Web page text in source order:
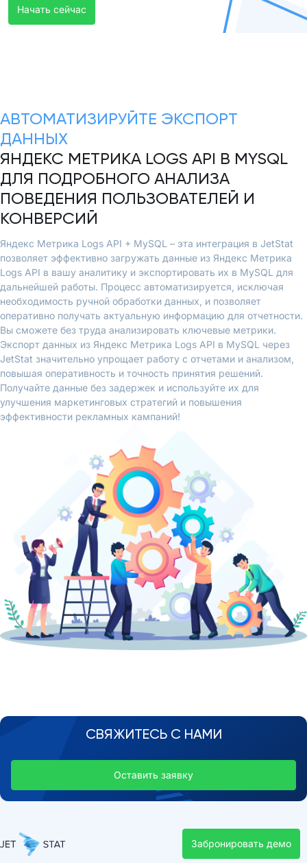
Начать сейчас
АВТОМАТИЗИРУЙТЕ ЭКСПОРТ
ДАННЫХ
ЯНДЕКС МЕТРИКА LOGS API В MYSQL
ДЛЯ ПОДРОБНОГО АНАЛИЗА
ПОВЕДЕНИЯ ПОЛЬЗОВАТЕЛЕЙ И
КОНВЕРСИЙ
Яндекс Метрика Logs API + MySQL – эта интеграция в JetStat
позволяет эффективно загружать данные из Яндекс Метрика
Logs API в вашу аналитику и экспортировать их в MySQL для
дальнейшей работы. Процесс автоматизируется, исключая
необходимость ручной обработки данных, и позволяет
оперативно получать актуальную информацию для отчетности.
Вы сможете без труда анализировать ключевые метрики.
Экспорт данных из Яндекс Метрика Logs API в MySQL через
JetStat значительно упрощает работу с отчетами и анализом,
повышая оперативность и точность принятия решений.
Получайте данные без задержек и используйте их для
улучшения маркетинговых стратегий и повышения
эффективности рекламных кампаний!
СВЯЖИТЕСЬ С НАМИ
Оставить заявку
Забронировать демо